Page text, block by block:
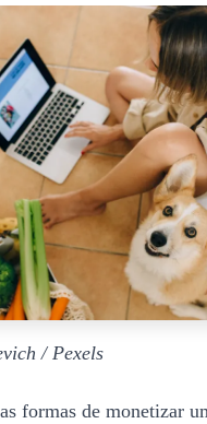
/ Pexels
formas de monetizar